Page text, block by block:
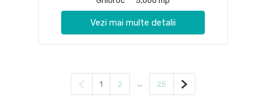
Vezi mai multe detalii
Pagina anterioară
1 2 25 Pagina următoare